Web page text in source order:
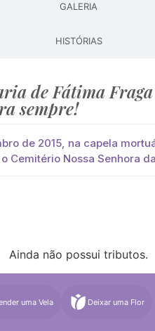
GALERIA
HISTÓRIAS
de Fátima Fraga
sempre!
de 2015, na capela
Cemitério Nossa Senhora
Ainda não possui tributos.
uma Vela Deixar uma Flor
com PayPal
com Paypal
Coração
Coroa